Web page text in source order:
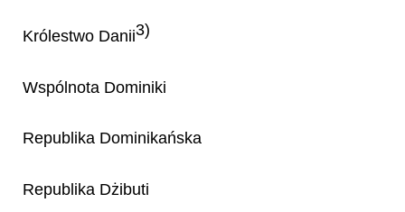
Królestwo Danii3)
Wspólnota Dominiki
Republika Dominikańska
Republika Dżibuti